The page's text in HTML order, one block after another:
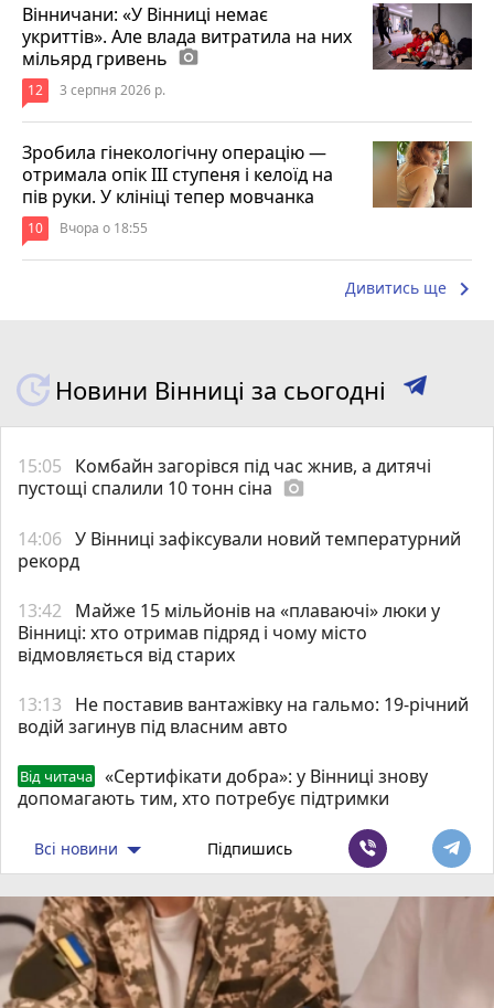
Вінничани: «У Вінниці немає
укриттів». Але влада витратила на них
мільярд гривень photo_camera
12 3 серпня 2026 р.
Зробила гінекологічну операцію —
отримала опік ІІІ ступеня і келоїд на
пів руки. У клініці тепер мовчанка
10 Вчора о 18:55
Дивитись ще keyboard_arrow_right
Новини Вінниці за сьогодні
15:05
Комбайн загорівся під час жнив, а дитячі
пустощі спалили 10 тонн сіна photo_camera
14:06 У Вінниці зафіксували новий температурний
рекорд
13:42
Майже 15 мільйонів на «плаваючі» люки у
Вінниці: хто отримав підряд і чому місто
відмовляється від старих
13:13
Не поставив вантажівку на гальмо: 19-річний
водій загинув під власним авто
Від читача
«Сертифікати добра»: у Вінниці знову
допомагають тим, хто потребує підтримки
Всі новини Підпишись